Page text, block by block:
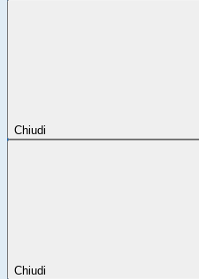
Chiudi
Chiudi